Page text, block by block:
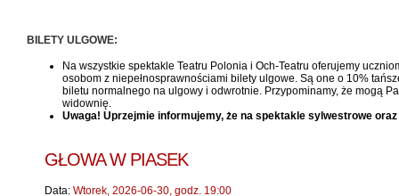
BILETY ULGOWE:
Na wszystkie spektakle Teatru Polonia i Och-Teatru oferujemy
osobom z niepełnosprawnościami bilety ulgowe. Są one o 10%
biletu normalnego na ulgowy i odwrotnie. Przypominamy, że mogą
widownię.
Uwaga! Uprzejmie informujemy, że na spektakle sylwestrowe
GŁOWA W PIASEK
Data: Wtorek, 2026-06-30, godz. 19:00